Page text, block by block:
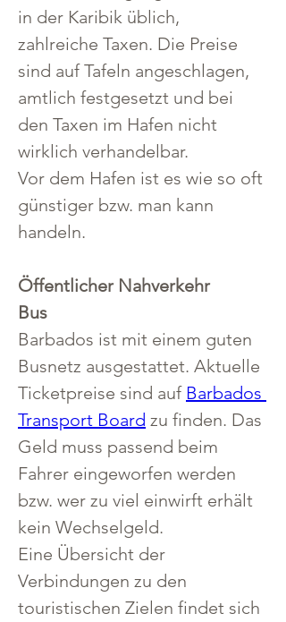
in der Karibik üblich,
zahlreiche Taxen. Die Preise
sind auf Tafeln angeschlagen,
amtlich festgesetzt und bei
den Taxen im Hafen nicht
wirklich verhandelbar.
Vor dem Hafen ist es wie so oft
günstiger bzw. man kann
handeln.
Öffentlicher Nahverkehr
Bus
Barbados ist mit einem guten
Busnetz ausgestattet. Aktuelle
Ticketpreise sind auf Barbados
Transport Board zu finden. Das
Geld muss passend beim
Fahrer eingeworfen werden
bzw. wer zu viel einwirft erhält
kein Wechselgeld.
Eine Übersicht der
Verbindungen zu den
touristischen Zielen findet sich